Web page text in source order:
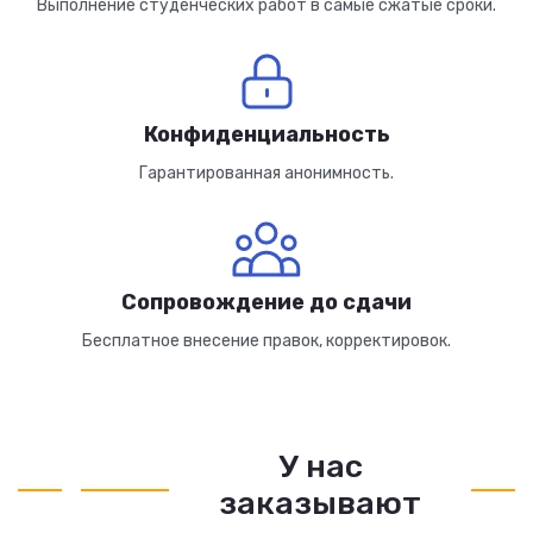
Выполнение студенческих работ в самые сжатые сроки.
Конфиденциальность
Гарантированная анонимность.
Сопровождение до сдачи
Бесплатное внесение правок, корректировок.
У нас
заказывают